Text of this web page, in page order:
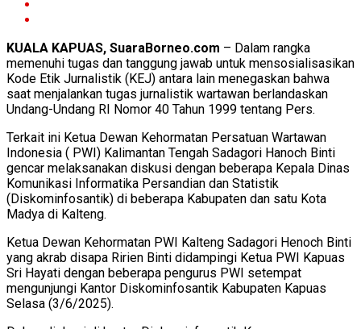
KUALA KAPUAS, SuaraBorneo.com – Dalam rangka
memenuhi tugas dan tanggung jawab untuk mensosialisasikan
Kode Etik Jurnalistik (KEJ) antara lain menegaskan bahwa
saat menjalankan tugas jurnalistik wartawan berlandaskan
Undang-Undang RI Nomor 40 Tahun 1999 tentang Pers.
Terkait ini Ketua Dewan Kehormatan Persatuan Wartawan
Indonesia ( PWI) Kalimantan Tengah Sadagori Hanoch Binti
gencar melaksanakan diskusi dengan beberapa Kepala Dinas
Komunikasi Informatika Persandian dan Statistik
(Diskominfosantik) di beberapa Kabupaten dan satu Kota
Madya di Kalteng.
Ketua Dewan Kehormatan PWI Kalteng Sadagori Henoch Binti
yang akrab disapa Ririen Binti didampingi Ketua PWI Kapuas
Sri Hayati dengan beberapa pengurus PWI setempat
mengunjungi Kantor Diskominfosantik Kabupaten Kapuas
Selasa (3/6/2025).